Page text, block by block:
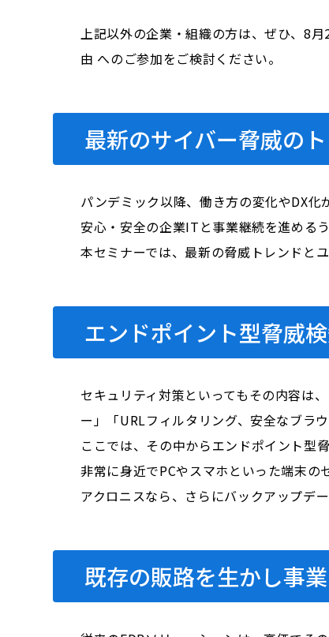
上記以外の企業・組織の方は、ぜひ、8
由 へのご参加をご検討ください。
最新のサイバー脅威の
パンデミック以降、働き方の変化やDX化
安心・安全の企業ITと事業継続を進める
本セミナーでは、最新の脅威トレンドと
エンドポイント型脅威
セキュリティ対策といってもその内容は
ー」「URLフィルタリング、安全なブラ
ここでは、その中からエンドポイント型
非常に身近でPCやスマホといった端末の
アクロニスなら、さらにバックアップデ
既存の販路を生かし事